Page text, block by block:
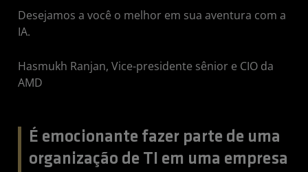
Desejamos a você o melhor em sua aventura com a
IA.
Hasmukh Ranjan, Vice-presidente sênior e CIO da
AMD
É emocionante fazer parte de uma
organização de TI em uma empresa